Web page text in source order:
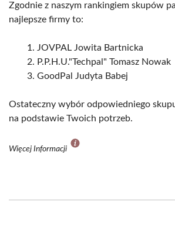
Zgodnie z naszym rankingiem skupów
najlepsze firmy to:
JOVPAL Jowita Bartnicka
P.P.H.U."Techpal" Tomasz Nowak
GoodPal Judyta Babej
Ostateczny wybór odpowiedniego
na podstawie Twoich potrzeb.
Więcej Informacji